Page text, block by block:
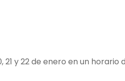
21 y 22 de enero en un horario